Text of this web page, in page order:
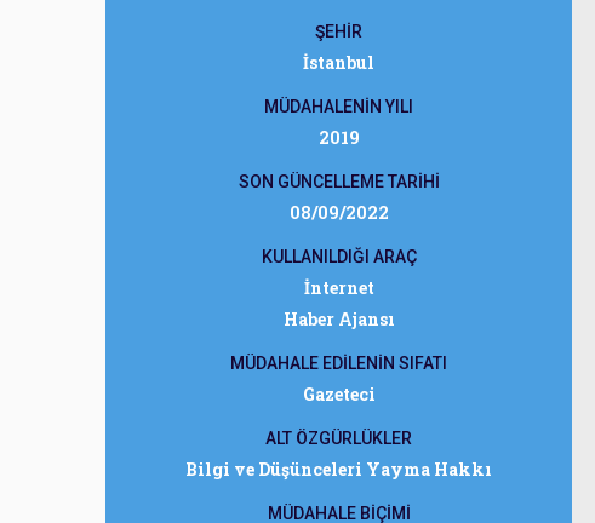
ŞEHİR
İstanbul
MÜDAHALENİN YILI
2019
SON GÜNCELLEME TARİHİ
08/09/2022
KULLANILDIĞI ARAÇ
İnternet
Haber Ajansı
MÜDAHALE EDİLENİN SIFATI
Gazeteci
ALT ÖZGÜRLÜKLER
Bilgi ve Düşünceleri Yayma Hakkı
MÜDAHALE BİÇİMİ